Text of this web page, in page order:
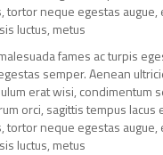
neque egestas
luctus, metus
fames ac turpis
semper. Aenean
erat wisi, condimentum
orci, sagittis tempus
neque egestas
luctus, metus